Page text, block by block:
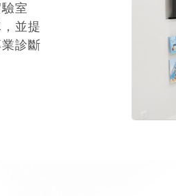
室
並提
診斷